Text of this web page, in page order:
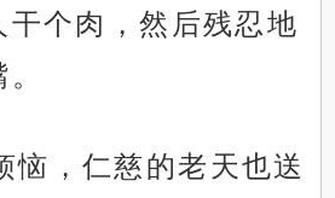
干个肉，然后残忍地
恼，仁慈的老天也送